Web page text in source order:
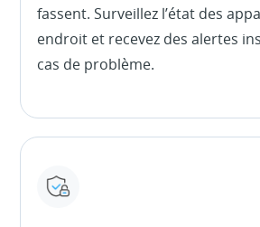
fassent. Surveillez l’état des
endroit et recevez des alertes
cas de problème.